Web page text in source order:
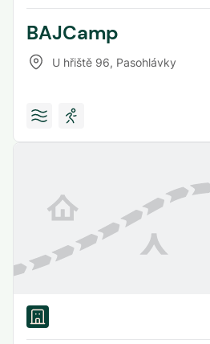
BAJCamp
U hřiště 96, Pasohlávky